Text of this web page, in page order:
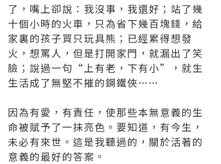
了，嘴上卻說：我沒事，我還好；站了幾
十個小時的火車，只為省下幾百塊錢，給
家裏的孩子買只玩具熊；已經累得想發
火，想罵人，但是打開家門，就漏出了笑
臉；說過一句“上有老，下有小”，就生
生活成了無堅不摧的鋼鐵俠……
因為有愛，有責任，使那些本無意義的生
命被賦予了一抹亮色。要知道，有今生，
未必有來世。這是我聽過的，關於活著的
意義的最好的答案。